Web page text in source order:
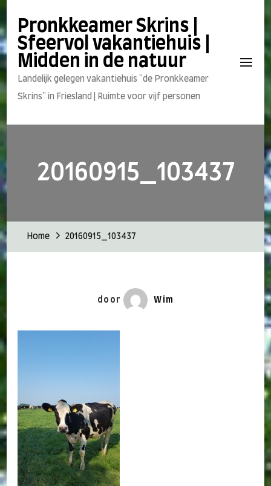
Pronkkeamer Skrins |
Sfeervol vakantiehuis |
Midden in de natuur
Landelijk gelegen vakantiehuis "de Pronkkeamer
Skrins" in Friesland | Ruimte voor vijf personen
20160915_103437
Home 20160915_103437
door Wim